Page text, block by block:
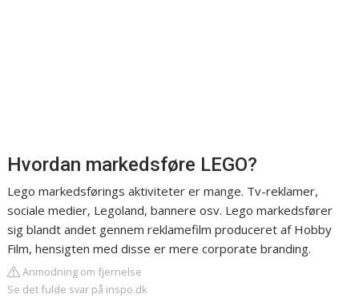
Hvordan markedsføre LEGO?
Lego markedsførings aktiviteter er mange. Tv-reklamer,
sociale medier, Legoland, bannere osv. Lego markedsfører
sig blandt andet gennem reklamefilm produceret af Hobby
Film, hensigten med disse er mere corporate branding.
Anmodning om fjernelse
Se det fulde svar på inspo.dk